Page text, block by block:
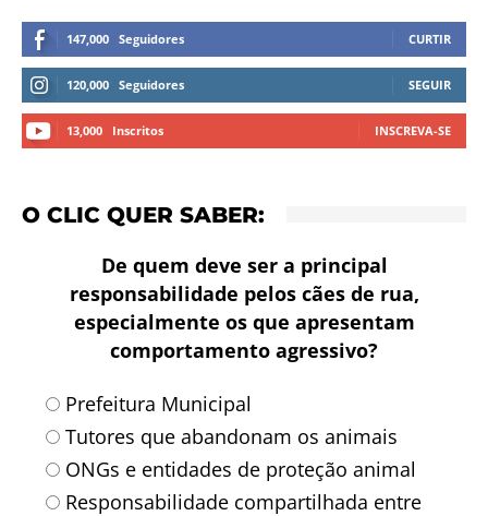
147,000 Seguidores CURTIR
120,000 Seguidores SEGUIR
13,000 Inscritos INSCREVA-SE
O CLIC QUER SABER:
De quem deve ser a principal
responsabilidade pelos cães de rua,
especialmente os que apresentam
comportamento agressivo?
Prefeitura Municipal
Tutores que abandonam os animais
ONGs e entidades de proteção animal
Responsabilidade compartilhada entre